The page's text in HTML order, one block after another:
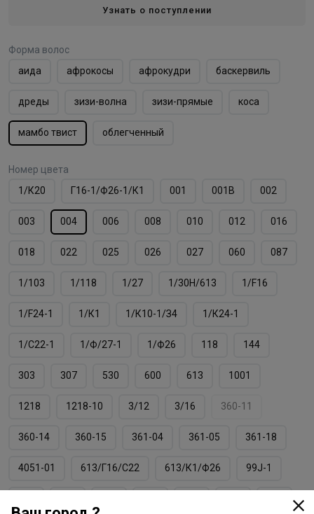
Узнать о поступлении
Форма волос
аида
афрокосы афрокудри баскервиль
дреды зизи-волна зизи-прямые коса
мамбо твист облегченный
Номер цвета
1/К20
Г16-1/Ф26-1/К1 001 001B 002
003 004 006 008 010 012 016
018 022 025 026 027 060 087
1/103 1/118 1/27 1/30Н/613 1/F16
1/F24-1 1/К1 1/К10-1/З4 1/К24-1
1/С22-1 1/Ф/27-1 1/Ф26 118 144
303 307 530 600 613 1001
1218 1218-10 3/12 3/16 360-11
360-14 360-15 361-04 361-05 361-18
4051-01 613/Г16/С22 613/К1/Ф26 99J-1